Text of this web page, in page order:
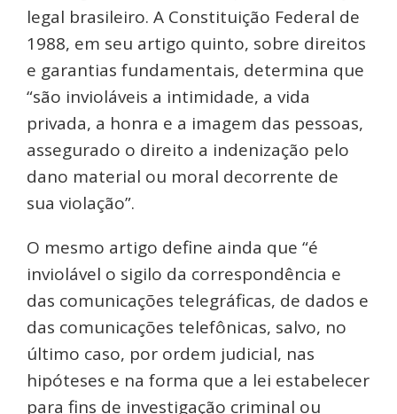
legal brasileiro. A Constituição Federal de
1988, em seu artigo quinto, sobre direitos
e garantias fundamentais, determina que
“são invioláveis a intimidade, a vida
privada, a honra e a imagem das pessoas,
assegurado o direito a indenização pelo
dano material ou moral decorrente de
sua violação”.
O mesmo artigo define ainda que “é
inviolável o sigilo da correspondência e
das comunicações telegráficas, de dados e
das comunicações telefônicas, salvo, no
último caso, por ordem judicial, nas
hipóteses e na forma que a lei estabelecer
para fins de investigação criminal ou